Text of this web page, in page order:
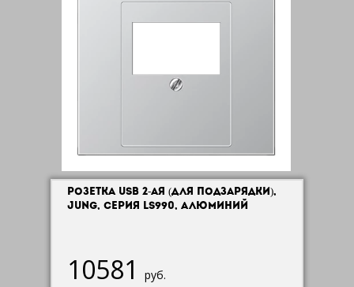
РОЗЕТКА USB 2-АЯ (ДЛЯ ПОДЗАРЯДКИ),
JUNG, СЕРИЯ LS990, АЛЮМИНИЙ
10581 руб.